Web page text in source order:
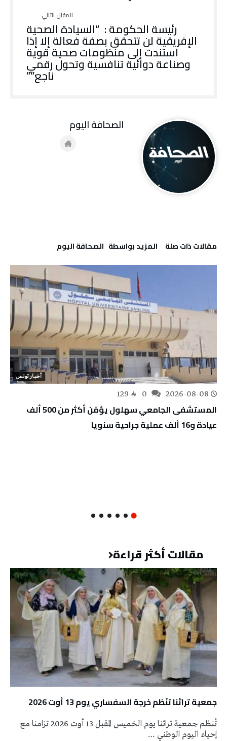
رئيسة الحكومة : “السيادة الصحية
الإفريقية لن تتحقق بصفة فعالة إلا إذا
استندت إلى منظومات صحية قوية
وصناعة دوائية تنافسية وتحول رقمي
ناجع””
‫مقالات ذات صلة‬ ‫‫المزيد بواسطة‬ ‬ ‭ ‬الصحافة‭ ‬اليوم
أخبار تونس
2026-08-08
129
المستشفى الجامعي سهلول يؤمّن أكثر من 500 ألف
عيادة و16 ألف عملية جراحية سنويا
مقالات أكثر قراءة
جمعية تراثنا تنَظم خرجة السفساري يوم 13 أوت 2026
تُنظم جمعية تراثنا يوم الخميس المقبل 13 أوت 2026 تزامنا مع
إحياء اليوم الوطني …